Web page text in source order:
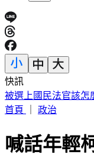
快訊
白海豚明逼近家門！
首頁
政治
喊話年輕